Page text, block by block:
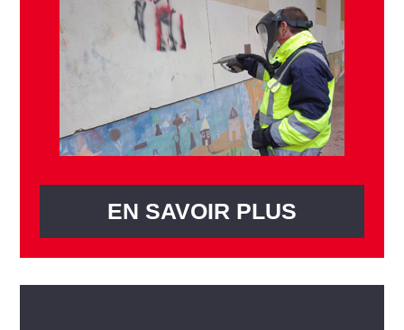
EN SAVOIR PLUS